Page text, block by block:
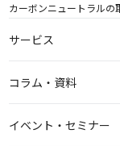
カーボンニュートラルの
サービス
コラム・資料
イベント・セミナー